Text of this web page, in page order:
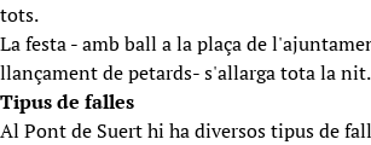
tots.
La festa - amb ball a la plaça de
llançament de petards- s'allarga tota la nit.
Tipus de falles
Al Pont de Suert hi ha diversos tipus de